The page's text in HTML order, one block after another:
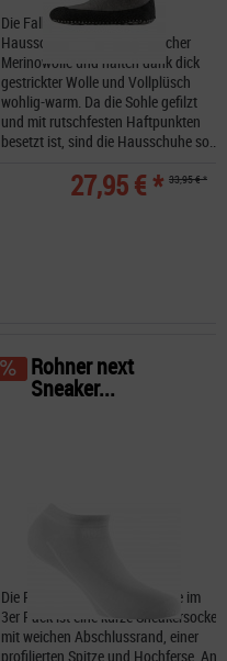
Die Falke Cosyshoes sind
Hausschuhe aus bester, weicher
Merinowolle und halten dank dick
gestrickter Wolle und Vollplüsch
wohlig-warm. Da die Sohle gefilzt
und mit rutschfesten Haftpunkten
besetzt ist, sind die Hausschuhe so...
27,95 € * 33,95 € *
Die Rohner next Sneaker Socke im
3er Pack ist eine kurze Sneakersocke
mit weichen Abschlussrand, einer
profilierten Spitze und Hochferse. An
Rohner next
Sneaker...